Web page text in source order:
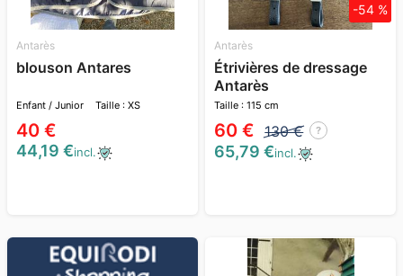
Antarès
blouson Antares
Enfant / Junior Taille : XS
40 €
44,19 €incl.
Antarès
Étrivières de dressage
Antarès
Taille : 115 cm
60 € 130 € ?
-54 %
65,79 €incl.